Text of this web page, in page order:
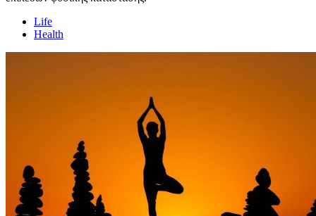
Life
Health